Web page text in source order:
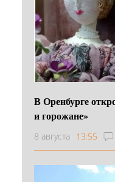
В Оренбурге
и горожане»
8 августа 13:55